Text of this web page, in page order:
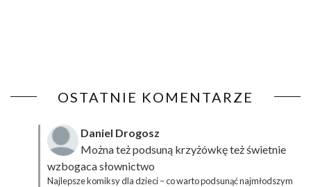
OSTATNIE KOMENTARZE
Daniel Drogosz
Można też podsuną krzyżówkęteż świetnie
wzbogaca słownictwo
Najlepsze komiksy dla dzieci – co warto podsunąć najmłodszym